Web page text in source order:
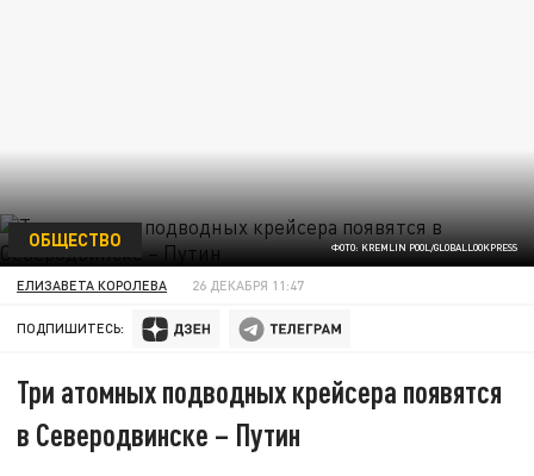
ФОТО: KREMLIN POOL/GLOBALLOOKPRESS
ОБЩЕСТВО
ЕЛИЗАВЕТА КОРОЛЕВА 26 ДЕКАБРЯ 11:47
ПОДПИШИТЕСЬ:
Три атомных подводных крейсера появятся
в Северодвинске – Путин